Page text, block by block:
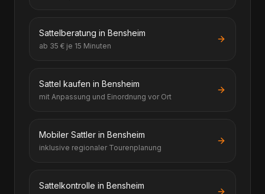
Sattelberatung in Bensheim
ab 35 € je 15 Minuten
Sattel kaufen in Bensheim
mit Anpassung und Einordnung vor Ort
Mobiler Sattler in Bensheim
inklusive regionaler Tourenplanung
Sattelkontrolle in Bensheim